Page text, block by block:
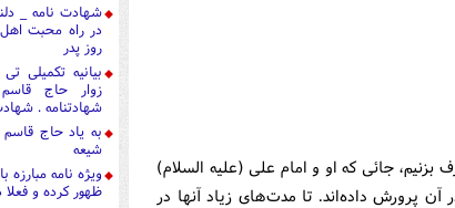
جائی كه او و امام علی (علیه السلام)
پرورش داده‌اند. تا مدت‌های زیاد آنها در
شهادت نامه _
در راه محبت
روز پدر
بیانیه تکمیلی
زوار حاج
شهادتنامه .
به یاد حاج
شیعه
ویژه نامه مبارزه
ظهور کرده و